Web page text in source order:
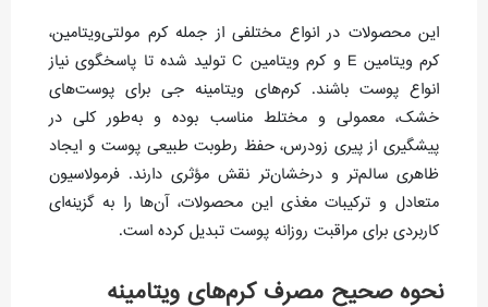
این محصولات در انواع مختلفی از جمله کرم مولتی‌ویتامین،
کرم ویتامین E و کرم ویتامین C تولید شده تا پاسخگوی نیاز
انواع پوست باشند. کرم‌های ویتامینه جی برای پوست‌های
خشک، معمولی و مختلط مناسب بوده و به‌طور کلی در
پیشگیری از پیری زودرس، حفظ رطوبت طبیعی پوست و ایجاد
ظاهری سالم‌تر و درخشان‌تر نقش مؤثری دارند. فرمولاسیون
متعادل و ترکیبات مغذی این محصولات، آن‌ها را به گزینه‌ای
کاربردی برای مراقبت روزانه پوست تبدیل کرده است.
نحوه صحیح مصرف کرم‌های ویتامینه